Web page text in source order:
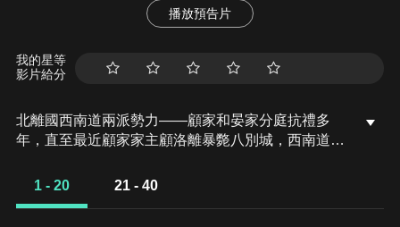
播放預告片
我的星等
影片給分
北離國西南道兩派勢力——顧家和晏家分庭抗禮多
年，直至最近顧家家主顧洛離暴斃八別城，西南道魁
強行欲與顧家二公子顧劍門聯姻，風雨欲來，各方勢
1 - 20 21 - 40